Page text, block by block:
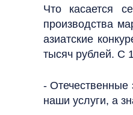
Что касается
производства
азиатские
тысяч рублей. С
- Отечественные
наши услуги, а